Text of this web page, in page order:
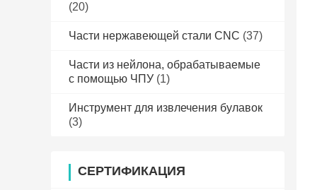
(20)
Части нержавеющей стали CNC (37)
Части из нейлона, обрабатываемые
с помощью ЧПУ (1)
Инструмент для извлечения булавок
(3)
СЕРТИФИКАЦИЯ